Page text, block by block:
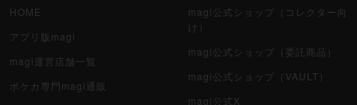
HOME
アプリ版magi
magi運営店舗一覧
ポケカ専門magi通販
magi公式ショップ（コレクター向
け）
magi公式ショップ（委託商品）
magi公式ショップ（VAULT）
magi公式X